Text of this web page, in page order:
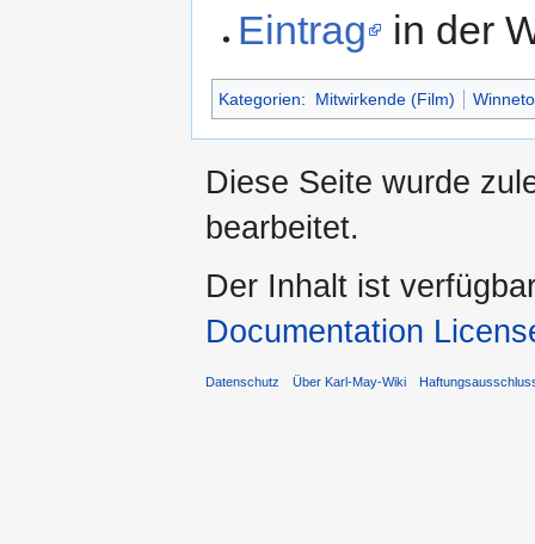
Eintrag in der
Kategorien: Mitwirkende (Film)
Diese Seite wurde
bearbeitet.
Der Inhalt ist
Documentation
Datenschutz Über Karl-May-Wiki